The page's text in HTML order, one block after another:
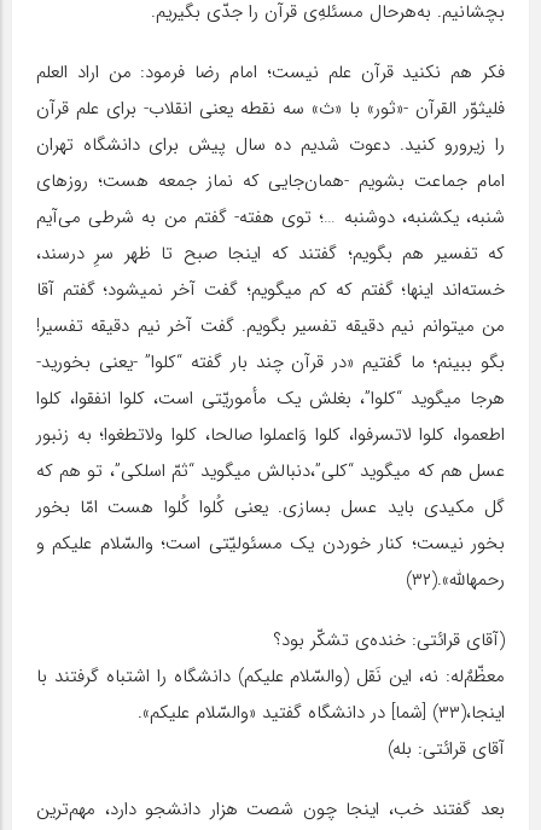
بچشانیم. به‌هرحال مسئله‌ِی قرآن را جدّی بگیریم.
فکر هم نکنید قرآن علم نیست؛ امام رضا فرمود: من اراد العلم
فلیثوّر القرآن -«ثور» با «ث» سه نقطه یعنی انقلاب- برای علم قرآن
را زیرورو کنید. دعوت شدیم ده سال پیش برای دانشگاه تهران
امام جماعت بشویم -همان‌جایی که نماز جمعه هست؛ روزهای
شنبه، یکشنبه، دوشنبه …؛ توی هفته- گفتم من به شرطی می‌آیم
که تفسیر هم بگویم؛ گفتند که اینجا صبح تا ظهر سرِ درسند،
خسته‌اند اینها؛ گفتم که کم میگویم؛ گفت آخر نمیشود؛ گفتم آقا
من میتوانم نیم دقیقه تفسیر بگویم. گفت آخر نیم دقیقه تفسیر!
بگو ببینم؛ ما گفتیم «در قرآن چند بار گفته “کلوا” -یعنی بخورید-
هرجا میگوید “کلوا”، بغلش یک مأموریّتی است، کلوا انفقوا، کلوا
اطعموا، کلوا لاتسرفوا، کلوا وَاعملوا صالحا، کلوا ولاتطغوا؛ به زنبور
عسل هم که میگوید “کلی”‌،دنبالش میگوید “ثمّ اسلکی”، تو هم که
گل مکیدی باید عسل بسازی. یعنی کُلوا کُلوا هست امّا بخور
بخور نیست؛ کنار خوردن یک مسئولیّتی است؛ والسّلام علیکم و
رحمهالله».(۳۲)
(آقای قرائتی: خنده‌ی‌ تشکّر بود؟
معظّمٌ‌له: نه، این نَقل (والسّلام علیکم) دانشگاه را اشتباه گرفتند با
اینجا،(۳۳) [شما] در دانشگاه گفتید «والسّلام علیکم».
آقای قرائتی: بله)
بعد گفتند خب، اینجا چون شصت هزار دانشجو دارد، مهم‌ترین